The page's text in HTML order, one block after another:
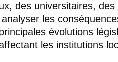
des universitaires, des
les
évolutions
les institutions